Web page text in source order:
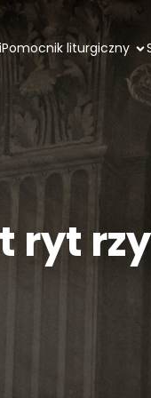
Pomocnik liturgiczny
ryt